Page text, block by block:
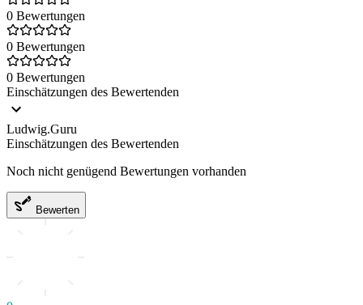
0 Bewertungen
0 Bewertungen
0 Bewertungen
Einschätzungen des Bewertenden
Ludwig.Guru
Einschätzungen des Bewertenden
Noch nicht genügend Bewertungen vorhanden
Bewerten